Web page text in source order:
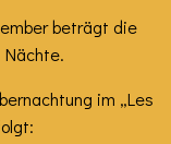
beträgt die
im „Les